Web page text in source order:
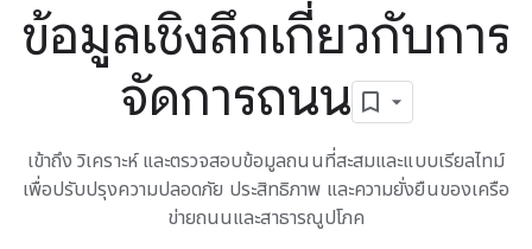
ข้อมูลเชิงลึกเกี่ยวกับการ
จัดการถนน
เข้าถึง วิเคราะห์ และตรวจสอบข้อมูลถนนที่สะสมและแบบเรียลไทม์
เพื่อปรับปรุงความปลอดภัย ประสิทธิภาพ และความยั่งยืนของเครือ
ข่ายถนนและสาธารณูปโภค